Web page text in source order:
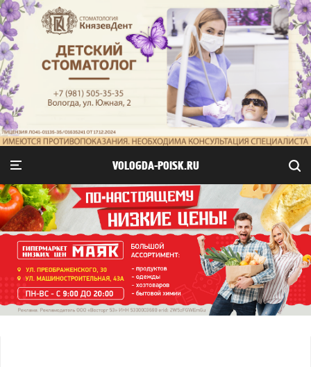
VOLOGDA-POISK.RU